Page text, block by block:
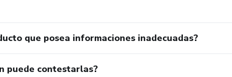
que posea informaciones inadecuadas?
puede contestarlas?